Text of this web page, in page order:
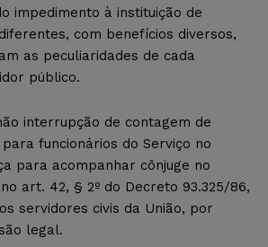
impedimento à instituição de
com benefícios diversos,
as peculiaridades de cada
público.
interrupção de contagem de
funcionários do Serviço no
para acompanhar cônjuge no
art. 42, § 2º do Decreto 93.325/86,
servidores civis da União, por
legal.